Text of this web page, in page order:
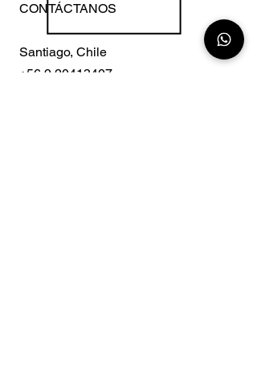
CONTÁCTANOS
Santiago, Chile
+56 9 20413407